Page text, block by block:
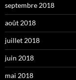
septembre 2018
août 2018
juillet 2018
juin 2018
mai 2018